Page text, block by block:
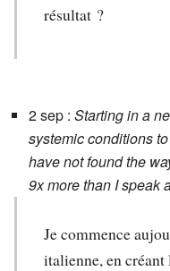
résultat ?
2 sep : Starting in a
systemic conditions
have not found the
9x more than I speak
Je commence
italienne, en